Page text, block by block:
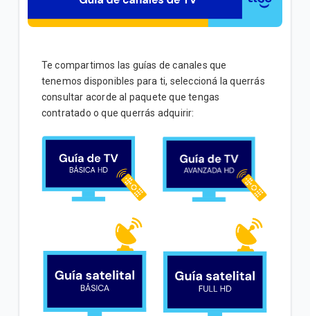
¿Cómo reiniciar tu caja de cable Android Tigo?
Control Parental para cajas Kaon HD | Hogar
DTH Prepago | Hogar
en paquetes | Hogar
Precios de paquetes de servicios de TV satelital |
Hogar
Búsqueda y guía de programas One TV | Hogar
VER MÁS
Te compartimos las guías de canales que
tenemos disponibles para ti, seleccioná la querrás
consultar acorde al paquete que tengas
contratado o que querrás adquirir: